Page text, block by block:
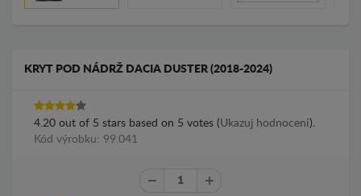
KRYT POD NÁDRŽ DACIA DUSTER (2018-2024)
4.20 out of 5 stars based on 5 votes (Ukazuj hodnocení).
Kód výrobku: 99.041